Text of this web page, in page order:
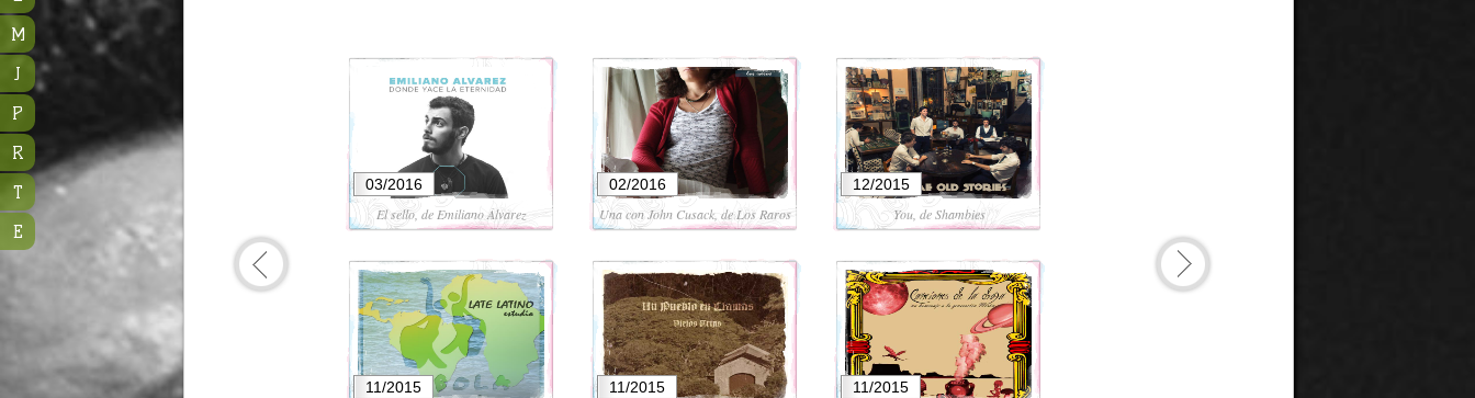
El sello, de Emiliano Álvarez
03/2016
Una con John Cusack, de Los Raros
02/2016
You, de Shambies
12/2015
11/2015
11/2015
11/2015
M
J
P
R
T
E